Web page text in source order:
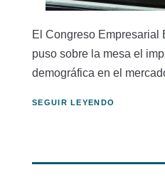
El Congreso Empresarial
puso sobre la mesa el
demográfica en el
SEGUIR LEYENDO